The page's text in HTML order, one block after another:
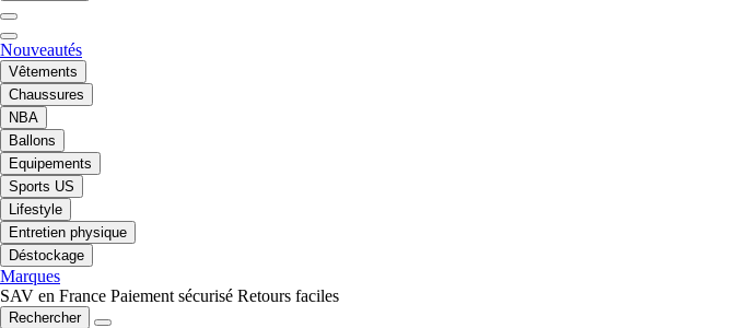
Nouveautés
Vêtements
Chaussures
NBA
Ballons
Equipements
Sports US
Lifestyle
Entretien physique
Déstockage
Marques
SAV en France Paiement sécurisé Retours faciles
Rechercher